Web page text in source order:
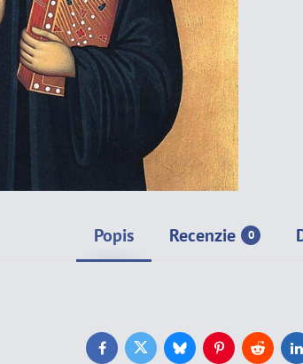
Popis Recenzie 0
FacebookTwitterBlueskyPinterestReddit